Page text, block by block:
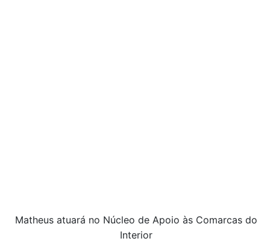
Matheus atuará no Núcleo de Apoio às Comarcas do
Interior